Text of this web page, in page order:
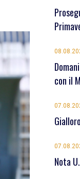
con il
Nota